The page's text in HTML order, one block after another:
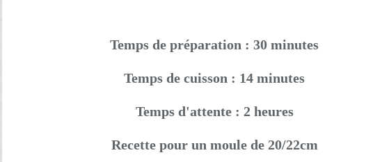
Temps de préparation : 30 minutes
Temps de cuisson : 14 minutes
Temps d'attente : 2 heures
Recette pour un moule de 20/22cm